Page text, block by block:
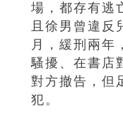
場，都存有逃
且徐男曾違反
月，緩刑兩年
騷擾、在書店
對方撤告，但
犯。